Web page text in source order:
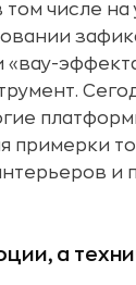
числе на
«вау-
примерки
и
а